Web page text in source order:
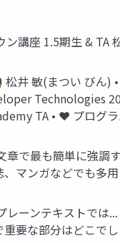
ン講座 1.5期生 & TA
松井 敏(まつい びん)
Technologies
TA • ❤️ プログ
章で最も簡単に強調
、マンガなどでも多
ーンテキストでは
要な部分はどこで